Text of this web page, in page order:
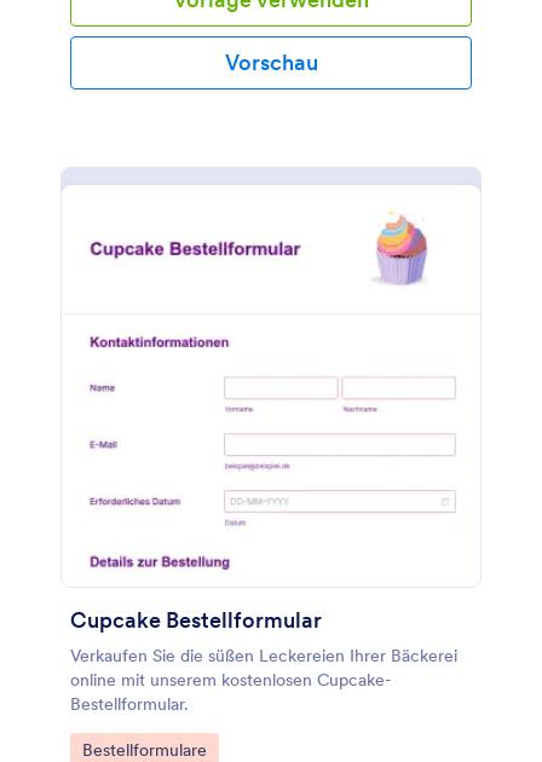
nutzt das Tool Purchase Order, weil es Ihnen
erlaubt, die Funktion für Zahlungsprodukte zu
nutzen, ohne sie mit einem Zahlungsportal zu
"Bestellung" einfach löschen und die neue
die verfügbaren Produkte mit dem Preis und
zusätzlichen Optionen wie Menge, Geschmack,
Größe und Zuckergussart an. Es automatisiert auch
die Berechnung des Gesamtbetrags der Bestellung.
Vorlage das Unique-ID-Widget, das automatisch
Vorschau
Cupcake Bestellformular
Verkaufen Sie die süßen Leckereien Ihrer Bäckerei
online mit unserem kostenlosen Cupcake-
Bestellformular.
Go to Category:
Bestellformulare